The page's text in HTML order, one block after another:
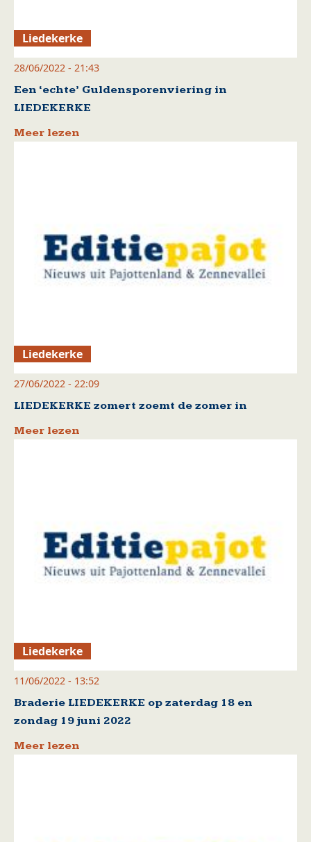
Liedekerke
28/06/2022 - 21:43
Een ‘echte’ Guldensporenviering in
LIEDEKERKE
Meer lezen
Liedekerke
27/06/2022 - 22:09
LIEDEKERKE zomert zoemt de zomer in
Meer lezen
Liedekerke
11/06/2022 - 13:52
Braderie LIEDEKERKE op zaterdag 18 en
zondag 19 juni 2022
Meer lezen